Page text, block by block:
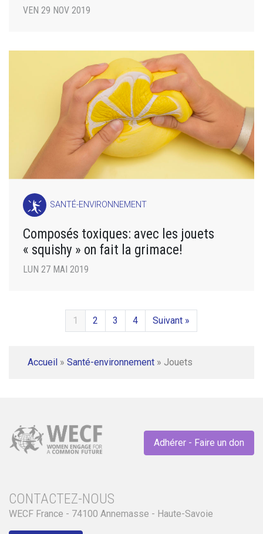
VEN 29 NOV 2019
SANTÉ-ENVIRONNEMENT
Composés toxiques: avec les jouets
« squishy » on fait la grimace!
LUN 27 MAI 2019
1 2 3 4 Suivant »
Accueil » Santé-environnement » Jouets
Adhérer - Faire un don
CONTACTEZ-NOUS
WECF France - 74100 Annemasse - Haute-Savoie